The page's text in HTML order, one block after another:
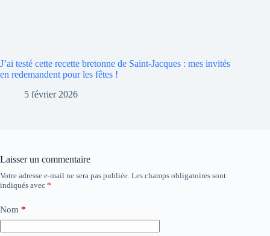
J’ai testé cette recette bretonne de Saint-Jacques : mes invités
en redemandent pour les fêtes !
5 février 2026
Laisser un commentaire
Votre adresse e-mail ne sera pas publiée. Les champs obligatoires sont
indiqués avec *
Nom *